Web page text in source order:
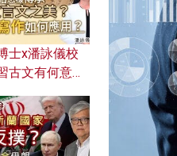
士x潘詠儀校
古文有何意
日常寫作如何